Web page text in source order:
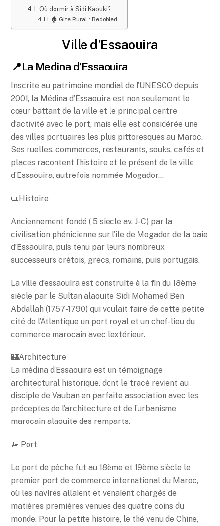
Où dormir à Sidi Kaouki?
🏠 Gite Rural : Bedobled
Ville d’Essaouira
📍La Medina d’Essaouira
Inscrite au patrimoine mondial de l’UNESCO depuis
2001, la Médina d’Essaouira est non seulement le
cœur battant de la ville et le principal centre
d’activité avec le port, mais elle est considérée une
des villes portuaires les plus pittoresques au Maroc.
Ses ruelles, commerces, restaurants, souks, cafés et
places racontent l’histoire et le présent de la ville
d’Essaouira, autrefois nommée Mogador…
📜Histoire
Anciennement fondé ( 5 siecle av. J- C) par la
civilisation phénicienne sur l’île de Mogador de la baie
d’Essaouira, puis tenu par leurs nombreux
successeurs crétois, grecs, romains, puis portugais.
La ville d’essaouira est construite à la fin du 18ème
siècle par le Sultan alaouite Sidi Mohamed Ben
Abdallah (1757-1790) qui voulait faire de cette petite
cité de l’Atlantique un port royal et un chef-lieu du
commerce marocain avec l’extérieur.
🏰Architecture
La médina d’Essaouira est un témoignage
architectural historique, dont le tracé revient au
disciple de Vauban en parfaite association avec les
préceptes de l’architecture et de l’urbanisme
marocain alaouite des remparts.
🚤 Port
Le port de pêche fut au 18ème et 19ème siècle le
premier port de commerce international du Maroc,
où les navires allaient et venaient chargés de
matières premières venues des quatre coins du
monde. Pour la petite histoire, le thé venu de Chine,